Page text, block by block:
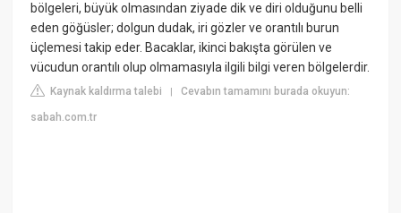
bölgeleri, büyük olmasından ziyade dik ve diri olduğunu belli
eden göğüsler; dolgun dudak, iri gözler ve orantılı burun
üçlemesi takip eder. Bacaklar, ikinci bakışta görülen ve
vücudun orantılı olup olmamasıyla ilgili bilgi veren bölgelerdir.
Kaynak kaldırma talebi |Cevabın tamamını burada okuyun:
sabah.com.tr